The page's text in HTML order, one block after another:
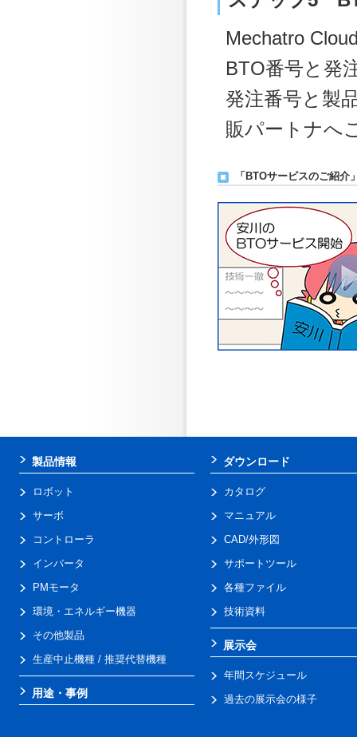
Mechatro
BTO番号と発
発注番号と製
販パートナへ
「BTOサービスのご紹介
製品情報
ロボット
サーボ
コントローラ
インバータ
PMモータ
環境・エネルギー機器
その他製品
生産中止機種 / 推奨代替機種
用途・事例
ダウンロード
カタログ
マニュアル
CAD/外形図
サポートツール
各種ファイル
技術資料
展示会
年間スケジュール
過去の展示会の様子